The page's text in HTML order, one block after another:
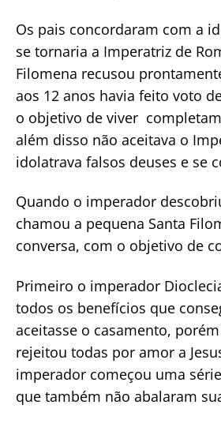
Os pais concordaram com a
se tornaria a Imperatriz de
Filomena recusou
aos 12 anos havia feito voto
o objetivo de viver
além disso não aceitava o
idolatrava falsos deuses e se
Quando o imperador
chamou a pequena Santa
conversa, com o objetivo de
Primeiro o imperador
todos os benefícios que
aceitasse o casamento,
rejeitou todas por amor a
imperador começou uma
que também não abalaram